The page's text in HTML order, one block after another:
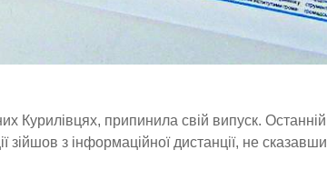
Курилівцях, припинила свій випуск. Останній
з інформаційної дистанції, не сказавши